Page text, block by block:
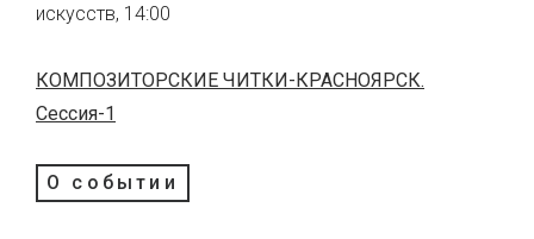
искусств, 14:00
КОМПОЗИТОРСКИЕ ЧИТКИ-КРАСНОЯРСК.
Сессия-1
О событии